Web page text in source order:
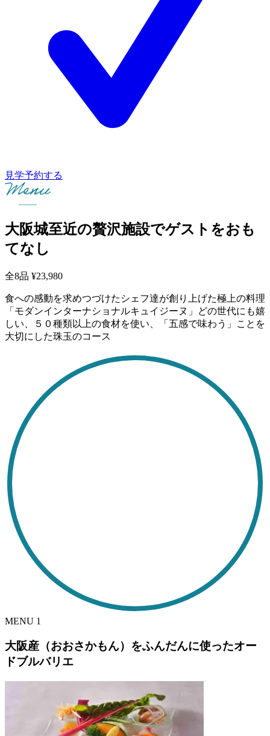
見学予約する
大阪城至近の贅沢施設でゲストをおも
てなし
全8品 ¥23,980
食への感動を求めつづけたシェフ達が創り上げた極上の料理
「モダンインターナショナルキュイジーヌ」どの世代にも嬉
しい、５０種類以上の食材を使い、「五感で味わう」ことを
大切にした珠玉のコース
MENU 1
大阪産（おおさかもん）をふんだんに使ったオー
ドブルバリエ